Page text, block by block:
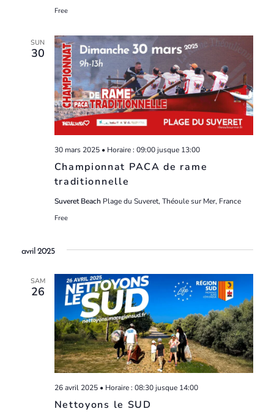
Free
SUN
30
Championnat PACA de rame
traditionnelle
30 mars 2025 • Horaire : 09:00jusque 13:00
Suveret Beach Plage du Suveret, Théoule sur Mer, France
Free
avril 2025
SAM
26
Nettoyons le SUD
26 avril 2025 • Horaire : 08:30jusque 14:00